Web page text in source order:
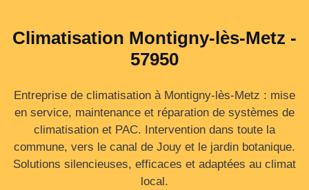
Climatisation Montigny-lès-Metz -
57950
Entreprise de climatisation à Montigny-lès-Metz : mise
en service, maintenance et réparation de systèmes de
climatisation et PAC. Intervention dans toute la
commune, vers le canal de Jouy et le jardin botanique.
Solutions silencieuses, efficaces et adaptées au climat
local.